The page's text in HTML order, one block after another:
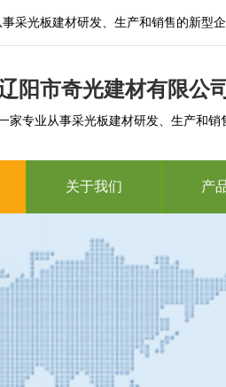
采光板建材研发、生产和销售的新型
阳市奇光建材有限公司
家专业从事采光板建材研发、生产和销
关于我们 产